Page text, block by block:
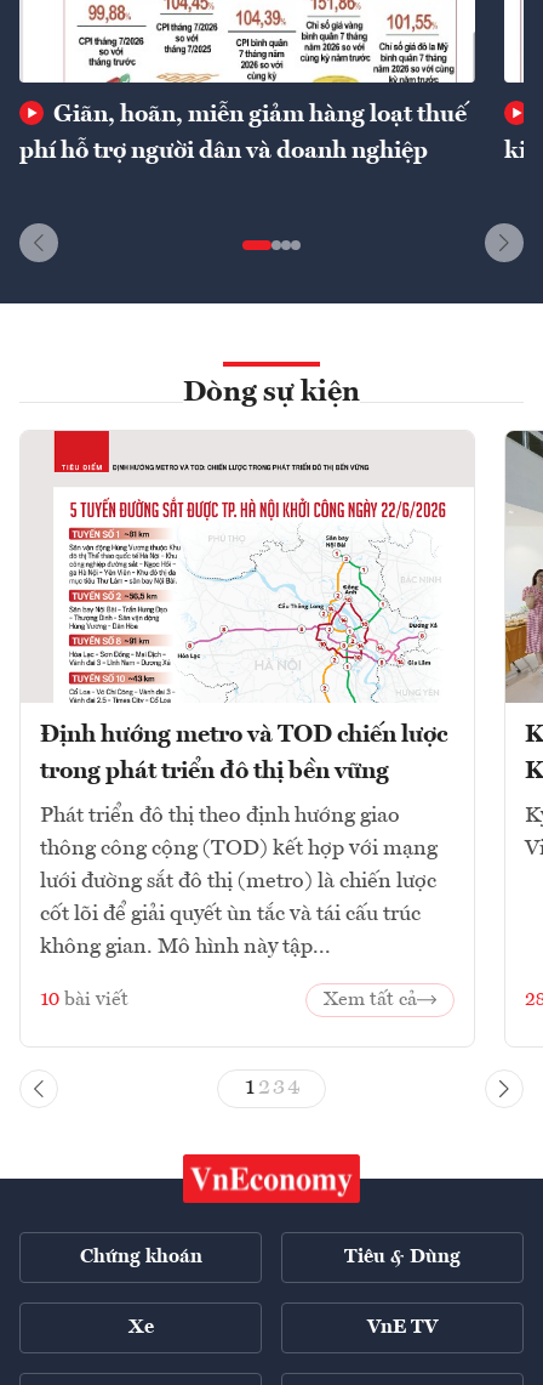
Giãn, hoãn, miễn giảm hàng loạt thuế
phí hỗ trợ người dân và doanh nghiệp
Dòng sự kiện
Định hướng metro và TOD chiến lược
trong phát triển đô thị bền vững
Phát triển đô thị theo định hướng giao
thông công cộng (TOD) kết hợp với mạng
lưới đường sắt đô thị (metro) là chiến lược
cốt lõi để giải quyết ùn tắc và tái cấu trúc
không gian. Mô hình này tập...
10 bài viết Xem tất cả
1 23 4
Chứng khoán Tiêu & Dùng
Xe VnE TV